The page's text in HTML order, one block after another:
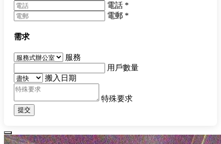
電話 *
電郵 *
需求
服務
用戶數量
搬入日期
特殊要求
提交